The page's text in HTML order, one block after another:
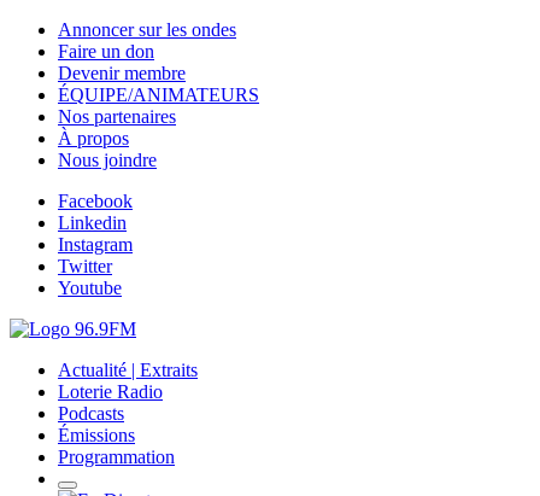
Annoncer sur les ondes
Faire un don
Devenir membre
ÉQUIPE/ANIMATEURS
Nos partenaires
À propos
Nous joindre
Facebook
Linkedin
Instagram
Twitter
Youtube
Actualité | Extraits
Loterie Radio
Podcasts
Émissions
Programmation